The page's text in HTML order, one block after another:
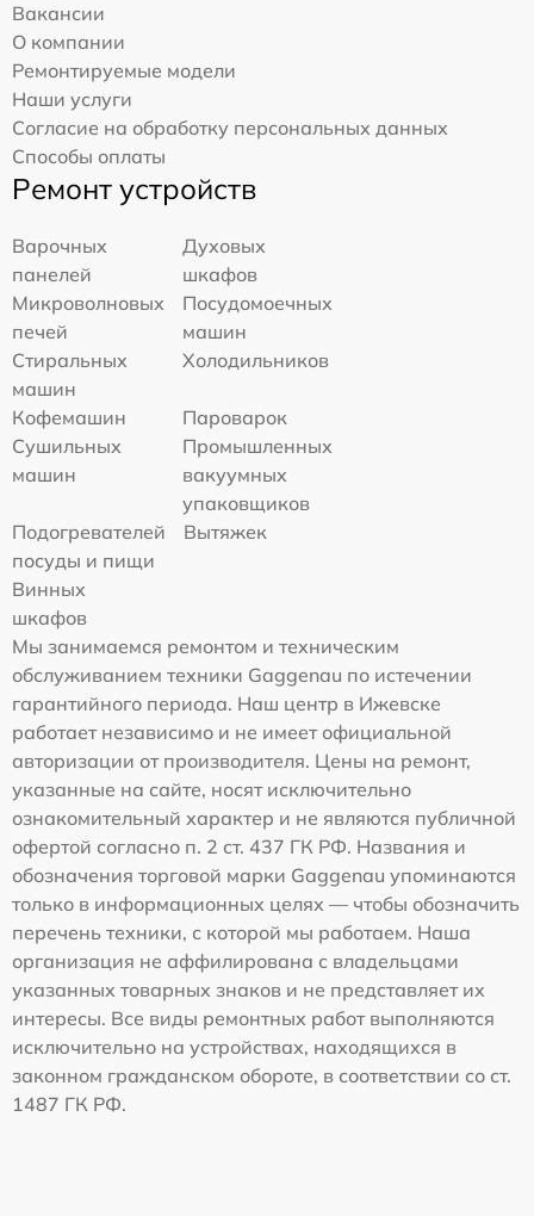
Вакансии
О компании
Ремонтируемые модели
Наши услуги
Согласие на обработку персональных данных
Способы оплаты
Ремонт устройств
Варочных
панелей
Духовых
шкафов
Микроволновых
печей
Посудомоечных
машин
Стиральных
машин
Холодильников
Кофемашин
Пароварок
Сушильных
машин
Промышленных
вакуумных
упаковщиков
Подогревателей
посуды и пищи
Вытяжек
Винных
шкафов
Мы занимаемся ремонтом и техническим
обслуживанием техники Gaggenau по истечении
гарантийного периода. Наш центр в Ижевске
работает независимо и не имеет официальной
авторизации от производителя. Цены на ремонт,
указанные на сайте, носят исключительно
ознакомительный характер и не являются публичной
офертой согласно п. 2 ст. 437 ГК РФ. Названия и
обозначения торговой марки Gaggenau упоминаются
только в информационных целях — чтобы обозначить
перечень техники, с которой мы работаем. Наша
организация не аффилирована с владельцами
указанных товарных знаков и не представляет их
интересы. Все виды ремонтных работ выполняются
исключительно на устройствах, находящихся в
законном гражданском обороте, в соответствии со ст.
1487 ГК РФ.